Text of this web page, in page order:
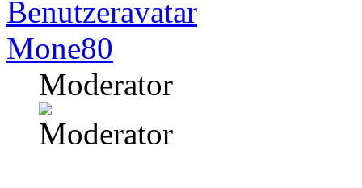
Mone80
Moderator